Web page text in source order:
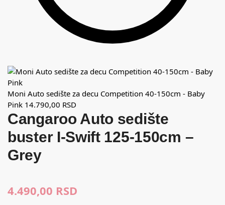
Moni Auto sedište za decu Competition 40-150cm - Baby
Pink 14.790,00 RSD
Cangaroo Auto sedište
buster I-Swift 125-150cm –
Grey
4.490,00 RSD